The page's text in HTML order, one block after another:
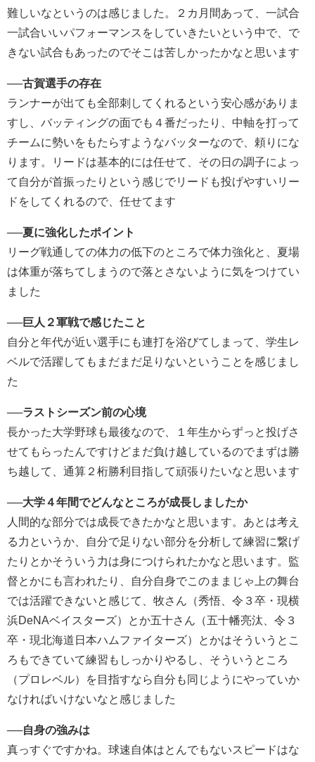
難しいなというのは感じました。２カ月間あって、一試合
一試合いいパフォーマンスをしていきたいという中で、で
きない試合もあったのでそこは苦しかったかなと思います
──古賀選手の存在
ランナーが出ても全部刺してくれるという安心感がありま
すし、バッティングの面でも４番だったり、中軸を打って
チームに勢いをもたらすようなバッターなので、頼りにな
ります。リードは基本的には任せて、その日の調子によっ
て自分が首振ったりという感じでリードも投げやすいリー
ドをしてくれるので、任せてます
──夏に強化したポイント
リーグ戦通しての体力の低下のところで体力強化と、夏場
は体重が落ちてしまうので落とさないように気をつけてい
ました
──巨人２軍戦で感じたこと
自分と年代が近い選手にも連打を浴びてしまって、学生レ
ベルで活躍してもまだまだ足りないということを感じまし
た
──ラストシーズン前の心境
長かった大学野球も最後なので、１年生からずっと投げさ
せてもらったんですけどまだ負け越しているのでまずは勝
ち越して、通算２桁勝利目指して頑張りたいなと思います
──大学４年間でどんなところが成長しましたか
人間的な部分では成長できたかなと思います。あとは考え
る力というか、自分で足りない部分を分析して練習に繋げ
たりとかそういう力は身につけられたかなと思います。監
督とかにも言われたり、自分自身でこのままじゃ上の舞台
では活躍できないと感じて、牧さん（秀悟、令３卒・現横
浜DeNAベイスターズ）とか五十さん（五十幡亮汰、令３
卒・現北海道日本ハムファイターズ）とかはそういうとこ
ろもできていて練習もしっかりやるし、そういうところ
（プロレベル）を目指すなら自分も同じようにやっていか
なければいけないなと感じました
──自身の強みは
真っすぐですかね。球速自体はとんでもないスピードはな